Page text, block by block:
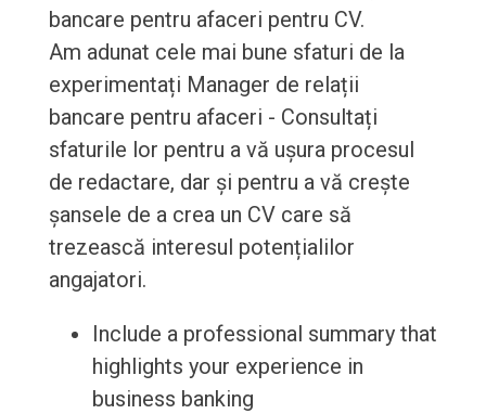
bancare pentru afaceri pentru CV.
Am adunat cele mai bune sfaturi de la
experimentați Manager de relații
bancare pentru afaceri - Consultați
sfaturile lor pentru a vă ușura procesul
de redactare, dar și pentru a vă crește
șansele de a crea un CV care să
trezească interesul potențialilor
angajatori.
Include a professional summary that
highlights your experience in
business banking